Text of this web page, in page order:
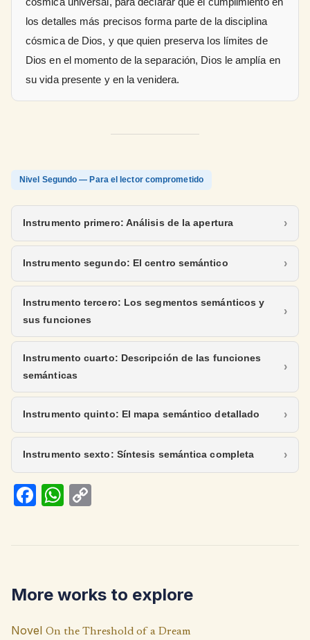
los detalles más precisos forma parte de la disciplina
cósmica de Dios, y que quien preserva los límites de
Dios en el momento de la separación, Dios le amplía en
su vida presente y en la venidera.
Nivel Segundo — Para el lector comprometido
Instrumento primero: Análisis de la apertura
Instrumento segundo: El centro semántico
Instrumento tercero: Los segmentos semánticos y
sus funciones
Instrumento cuarto: Descripción de las funciones
semánticas
Instrumento quinto: El mapa semántico detallado
Instrumento sexto: Síntesis semántica completa
Fa
k
W
p
p
Li
n
k
More works to explore
Novel On the Threshold of a Dream